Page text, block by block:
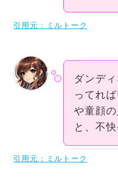
引用元：ミルトーク
ダンデ
ってれ
や童顔
と、不
引用元：ミルトーク